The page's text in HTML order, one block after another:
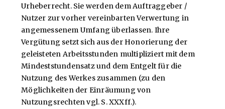
Urheberrecht. Sie werden dem Auftraggeber /
Nutzer zur vorher vereinbarten Verwertung in
angemessenem Umfang überlassen. Ihre
Vergütung setzt sich aus der Honorierung der
geleisteten Arbeitsstunden multipliziert mit dem
Mindeststundensatz und dem Entgelt für die
Nutzung des Werkes zusammen (zu den
Möglichkeiten der Einräumung von
Nutzungsrechten vgl. S. XXXff.).